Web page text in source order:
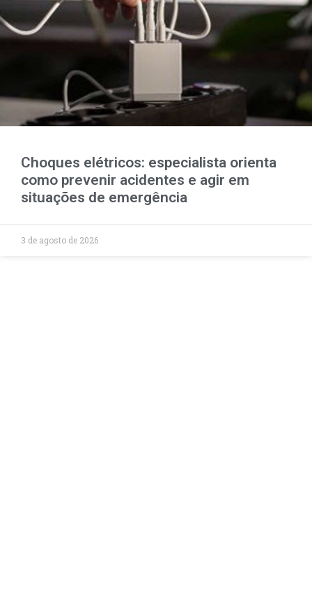
Choques elétricos: especialista orienta
como prevenir acidentes e agir em
situações de emergência
3 de agosto de 2026